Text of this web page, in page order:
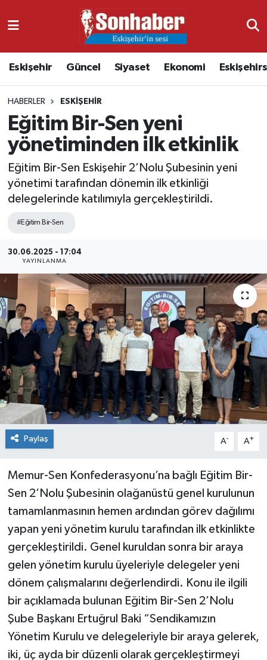
Eskişehir Güncel Siyaset Ekonomi
HABERLER ESKIŞEHIR
Eğitim Bir-Sen yeni
yönetiminden ilk etkinlik
Eğitim Bir-Sen Eskişehir 2’Nolu Şubesinin yeni
yönetimi tarafından dönemin ilk etkinliği
delegelerinde katılımıyla gerçekleştirildi.
#Eğitim Bir-Sen
30.06.2025 - 17:04
YAYINLANMA
Paylaş A- A+
Memur-Sen Konfederasyonu’na bağlı Eğitim Bir-
Sen 2’Nolu Şubesinin olağanüstü genel kurulunun
tamamlanmasının hemen ardından görev dağılımı
yapan yeni yönetim kurulu tarafından ilk etkinlikte
gerçekleştirildi. Genel kuruldan sonra bir araya
gelen yönetim kurulu üyeleriyle delegeler yeni
dönem çalışmalarını değerlendirdi. Konu ile ilgili
bir açıklamada bulunan Eğitim Bir-Sen 2’Nolu
Şube Başkanı Ertuğrul Baki “Sendikamızın
Yönetim Kurulu ve delegeleriyle bir araya gelerek,
iki, üç ayda bir düzenli olarak gerçekleştirmeyi
Ekonomi
Güncel
Kültür & Sanat
Magazin
Resmi İlanlar
Sağlık
Siyaset
Spor
Nöbetçi Eczaneler
Namaz Vakitleri
Trafik Durumu
Süper Lig Puan Durumu ve Fikstür
Tüm Manşetler
Son Dakika Haberleri
Haber Arşivi